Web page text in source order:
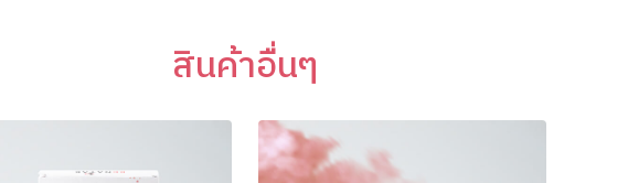
สินค้าอื่นๆ